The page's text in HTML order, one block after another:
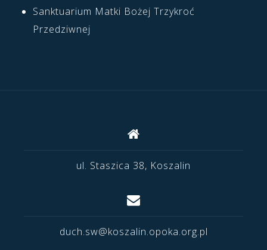
Sanktuarium Matki Bożej Trzykroć
Przedziwnej
ul. Staszica 38, Koszalin
duch.sw@koszalin.opoka.org.pl